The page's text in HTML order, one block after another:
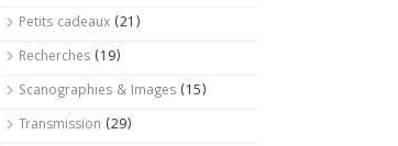
Petits cadeaux (21)
Recherches (19)
Scanographies & Images (15)
Transmission (29)